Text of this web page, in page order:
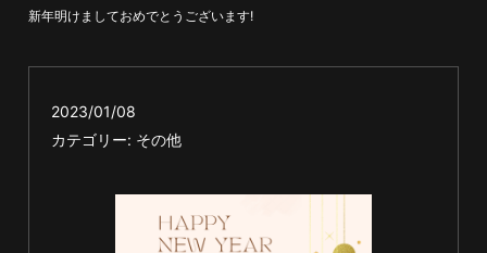
新年明けましておめでとうございます!
2023/01/08
カテゴリー: その他